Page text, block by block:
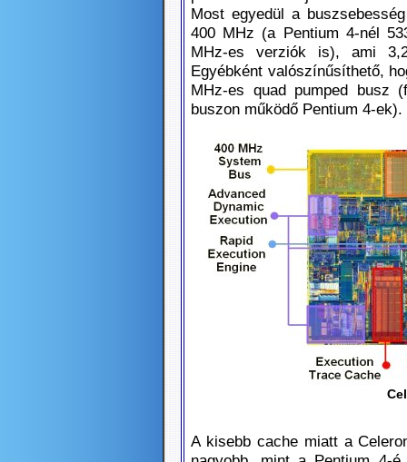
Most egyedül a
400 MHz (a Pentium 4-nél
MHz-es verziók is), ami
Egyébként valószínűsíthető,
MHz-es quad pumped busz
buszon működő Pentium 4-ek).
A kisebb cache miatt a